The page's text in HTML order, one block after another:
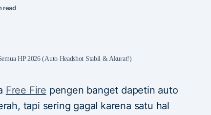
read
HP 2026 (Auto Headshot Stabil & Akurat!)
Free Fire pengen banget dapetin auto
tapi sering gagal karena satu hal